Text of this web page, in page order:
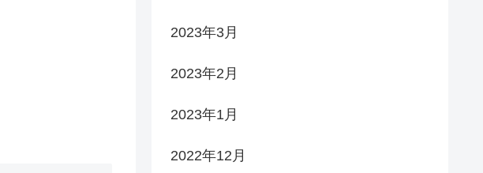
2023年3月
2023年2月
2023年1月
2022年12月